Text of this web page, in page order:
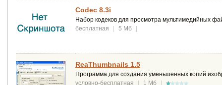
Codec 8.3i
Набор кодеков для просмотра мультимедийных
бесплатная
| 5 Мб |
ReaThumbnails 1.5
Программа для создания уменьшенных копий
условно-бесплатная
| 1 Мб |